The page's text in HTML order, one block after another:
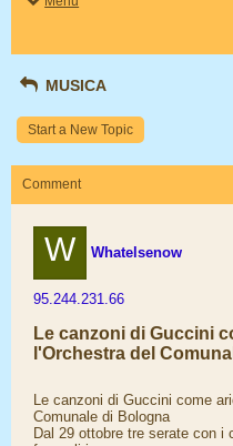
MUSICA
Start a New Topic
Comment
W Whatelsenow
95.244.231.66
Le canzoni di Guccini
l'Orchestra del
Le canzoni di Guccini come
Comunale di Bologna
Dal 29 ottobre tre serate con